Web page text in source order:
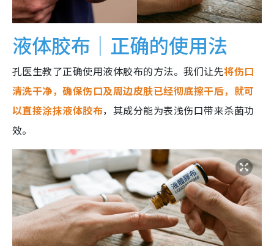
液体胶布｜正确的使用法
孔医生教了正确使用液体胶布的方法。我们让先将伤口
清洗干净，确保伤口及周边皮肤已经彻底擦干后，就可
以直接涂抹液体胶布，其成分能为表浅伤口带来杀菌功
效。